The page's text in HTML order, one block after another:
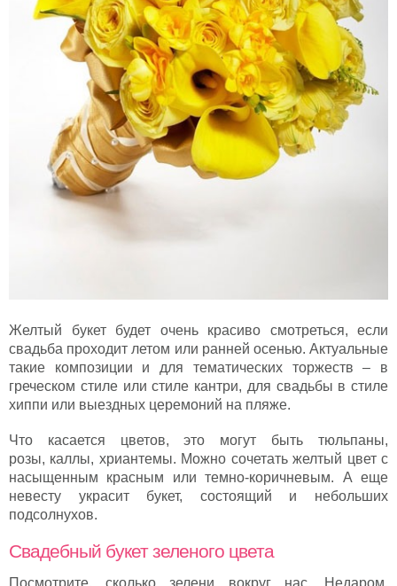
Желтый букет будет очень красиво смотреться, если
свадьба проходит летом или ранней осенью. Актуальные
такие композиции и для тематических торжеств – в
греческом стиле или стиле кантри, для свадьбы в стиле
хиппи или выездных церемоний на пляже.
Что касается цветов, это могут быть тюльпаны,
розы, каллы, хриантемы. Можно сочетать желтый цвет с
насыщенным красным или темно-коричневым. А еще
невесту украсит букет, состоящий и небольших
подсолнухов.
Свадебный букет зеленого цвета
Посмотрите, сколько зелени вокруг нас. Недаром,